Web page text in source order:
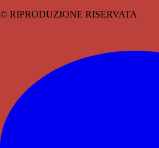
© RIPRODUZIONE RISERVATA